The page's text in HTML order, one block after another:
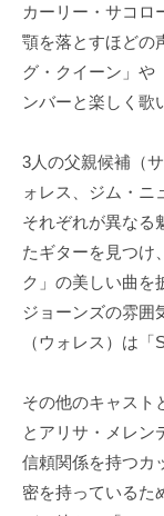
カーリー・サコロ
顎を落とすほどの
グ・クイーン」や
ンバーと楽しく歌
3人の父親候補（
ォレス、ジム・ニ
それぞれが異なる
たギターを見つけ
ク」の美しい曲を
ジョーンズの雰囲
（ウォレス）は
その他のキャスト
とアリサ・メレン
信頼関係を持つカ
密を持っているた